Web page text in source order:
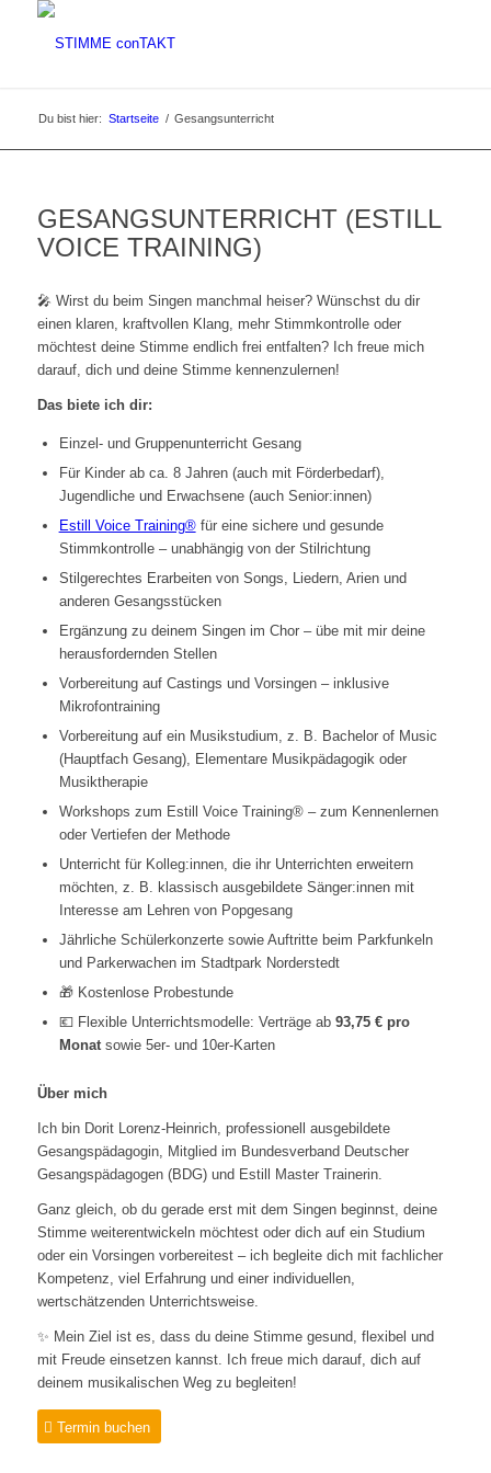
Du bist hier: Startseite / Gesangsunterricht
GESANGSUNTERRICHT (ESTILL
VOICE TRAINING)
🎤 Wirst du beim Singen manchmal heiser? Wünschst du dir
einen klaren, kraftvollen Klang, mehr Stimmkontrolle oder
möchtest deine Stimme endlich frei entfalten? Ich freue mich
darauf, dich und deine Stimme kennenzulernen!
Das biete ich dir:
Einzel- und Gruppenunterricht Gesang
Für Kinder ab ca. 8 Jahren (auch mit Förderbedarf),
Jugendliche und Erwachsene (auch Senior:innen)
Estill Voice Training®für eine sichere und gesunde
Stimmkontrolle – unabhängig von der Stilrichtung
Stilgerechtes Erarbeiten von Songs, Liedern, Arien und
anderen Gesangsstücken
Ergänzung zu deinem Singen im Chor – übe mit mir deine
herausfordernden Stellen
Vorbereitung auf Castings und Vorsingen – inklusive
Mikrofontraining
Vorbereitung auf ein Musikstudium, z. B. Bachelor of Music
(Hauptfach Gesang), Elementare Musikpädagogik oder
Musiktherapie
Workshops zum Estill Voice Training® – zum Kennenlernen
oder Vertiefen der Methode
Unterricht für Kolleg:innen, die ihr Unterrichten erweitern
möchten, z. B. klassisch ausgebildete Sänger:innen mit
Interesse am Lehren von Popgesang
Jährliche Schülerkonzerte sowie Auftritte beim Parkfunkeln
und Parkerwachen im Stadtpark Norderstedt
🎁 Kostenlose Probestunde
💶 Flexible Unterrichtsmodelle: Verträge ab 93,75 € pro
Monatsowie 5er- und 10er-Karten
Über mich
Ich bin Dorit Lorenz-Heinrich, professionell ausgebildete
Gesangspädagogin, Mitglied im Bundesverband Deutscher
Gesangspädagogen (BDG) und Estill Master Trainerin.
Ganz gleich, ob du gerade erst mit dem Singen beginnst, deine
Stimme weiterentwickeln möchtest oder dich auf ein Studium
oder ein Vorsingen vorbereitest – ich begleite dich mit fachlicher
Kompetenz, viel Erfahrung und einer individuellen,
wertschätzenden Unterrichtsweise.
✨ Mein Ziel ist es, dass du deine Stimme gesund, flexibel und
mit Freude einsetzen kannst. Ich freue mich darauf, dich auf
deinem musikalischen Weg zu begleiten!
Termin buchen